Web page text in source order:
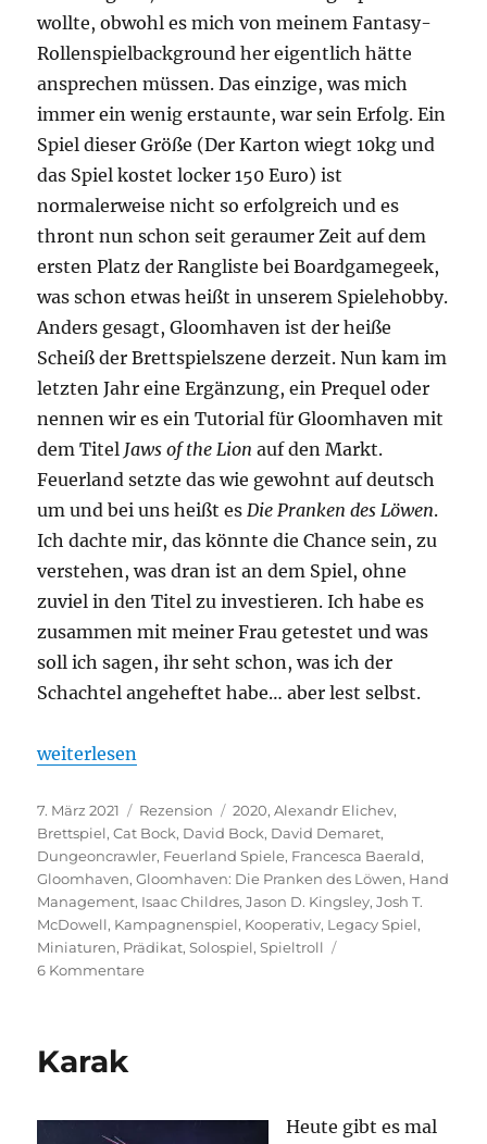
wollte, obwohl es mich von meinem Fantasy-
Rollenspielbackground her eigentlich hätte
ansprechen müssen. Das einzige, was mich
immer ein wenig erstaunte, war sein Erfolg. Ein
Spiel dieser Größe (Der Karton wiegt 10kg und
das Spiel kostet locker 150 Euro) ist
normalerweise nicht so erfolgreich und es
thront nun schon seit geraumer Zeit auf dem
ersten Platz der Rangliste bei Boardgamegeek,
was schon etwas heißt in unserem Spielehobby.
Anders gesagt, Gloomhaven ist der heiße
Scheiß der Brettspielszene derzeit. Nun kam im
letzten Jahr eine Ergänzung, ein Prequel oder
nennen wir es ein Tutorial für Gloomhaven mit
dem Titel Jaws of the Lion auf den Markt.
Feuerland setzte das wie gewohnt auf deutsch
um und bei uns heißt es Die Pranken des Löwen.
Ich dachte mir, das könnte die Chance sein, zu
verstehen, was dran ist an dem Spiel, ohne
zuviel in den Titel zu investieren. Ich habe es
zusammen mit meiner Frau getestet und was
soll ich sagen, ihr seht schon, was ich der
Schachtel angeheftet habe… aber lest selbst.
„Gloomhaven – Die Pranken des Löwen“
weiterlesen
Veröffentlicht
am
7. März 2021 Kategorien
Rezension Schlagwörter
2020,Alexandr Elichev,
Brettspiel,Cat Bock, David Bock, David Demaret,
Dungeoncrawler, Feuerland Spiele, Francesca Baerald,
Gloomhaven,Gloomhaven: Die Pranken des Löwen, Hand
Management, Isaac Childres,Jason D. Kingsley,Josh T.
McDowell, Kampagnenspiel, Kooperativ, Legacy Spiel,
Miniaturen, Prädikat,Solospiel,Spieltroll
6 Kommentarezu
Karak
Heute gibt es mal